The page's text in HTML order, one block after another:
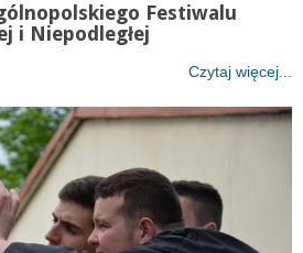
Festiwalu
i Niepodległej
Czytaj więcej...